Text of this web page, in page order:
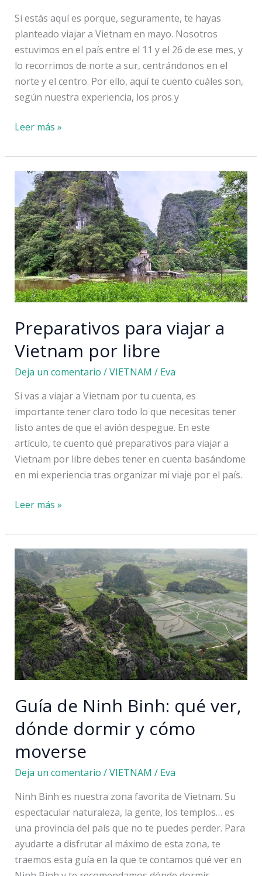
Si estás aquí es porque, seguramente, te hayas
planteado viajar a Vietnam en mayo. Nosotros
estuvimos en el país entre el 11 y el 26 de ese mes, y
lo recorrimos de norte a sur, centrándonos en el
norte y el centro. Por ello, aquí te cuento cuáles son,
según nuestra experiencia, los pros y
Pros
contras
de
viajar
a
Vietnam
en
mayo
Leer más »
Preparativos para viajar a
Vietnam por libre
Deja un comentario /VIETNAM / Eva
Si vas a viajar a Vietnam por tu cuenta, es
importante tener claro todo lo que necesitas tener
listo antes de que el avión despegue. En este
artículo, te cuento qué preparativos para viajar a
Vietnam por libre debes tener en cuenta basándome
en mi experiencia tras organizar mi viaje por el país.
Preparativos
viajar
a
Vietnam
por
libre
Leer más »
Guía de Ninh Binh: qué ver,
dónde dormir y cómo
moverse
Deja un comentario /VIETNAM / Eva
Ninh Binh es nuestra zona favorita de Vietnam. Su
espectacular naturaleza, la gente, los templos… es
una provincia del país que no te puedes perder. Para
ayudarte a disfrutar al máximo de esta zona, te
traemos esta guía en la que te contamos qué ver en